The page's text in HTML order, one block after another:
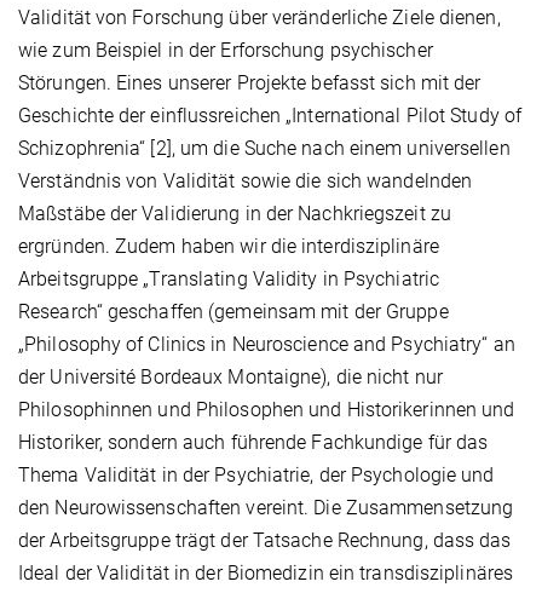
Validität von Forschung über veränderliche Ziele dienen,
wie zum Beispiel in der Erforschung psychischer
Störungen. Eines unserer Projekte befasst sich mit der
Geschichte der einflussreichen „International Pilot Study of
Schizophrenia“ [2], um die Suche nach einem universellen
Verständnis von Validität sowie die sich wandelnden
Maßstäbe der Validierung in der Nachkriegszeit zu
ergründen. Zudem haben wir die interdisziplinäre
Arbeitsgruppe „Translating Validity in Psychiatric
Research“ geschaffen (gemeinsam mit der Gruppe
„Philosophy of Clinics in Neuroscience and Psychiatry“ an
der Université Bordeaux Montaigne), die nicht nur
Philosophinnen und Philosophen und Historikerinnen und
Historiker, sondern auch führende Fachkundige für das
Thema Validität in der Psychiatrie, der Psychologie und
den Neurowissenschaften vereint. Die Zusammensetzung
der Arbeitsgruppe trägt der Tatsache Rechnung, dass das
Ideal der Validität in der Biomedizin ein transdisziplinäres